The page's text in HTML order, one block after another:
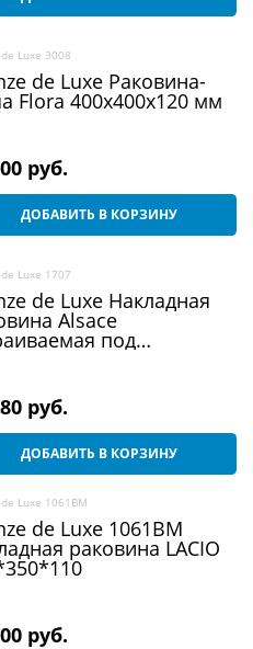
Luxe 3008
de Luxe Раковина-
Flora 400x400x120 мм
руб.
ДОБАВИТЬ В КОРЗИНУ
Luxe 1707
de Luxe Накладная
Alsace
под
руб.
ДОБАВИТЬ В КОРЗИНУ
Luxe 1061BM
de Luxe 1061BM
раковина LACIO
руб.